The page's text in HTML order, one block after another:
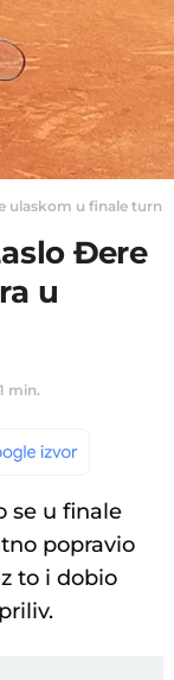
ulaskom u finale
Đere
u
min.
se u finale
popravio
to i dobio